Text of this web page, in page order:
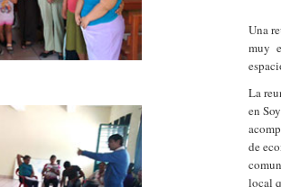
Una
muy
La
en
de
local